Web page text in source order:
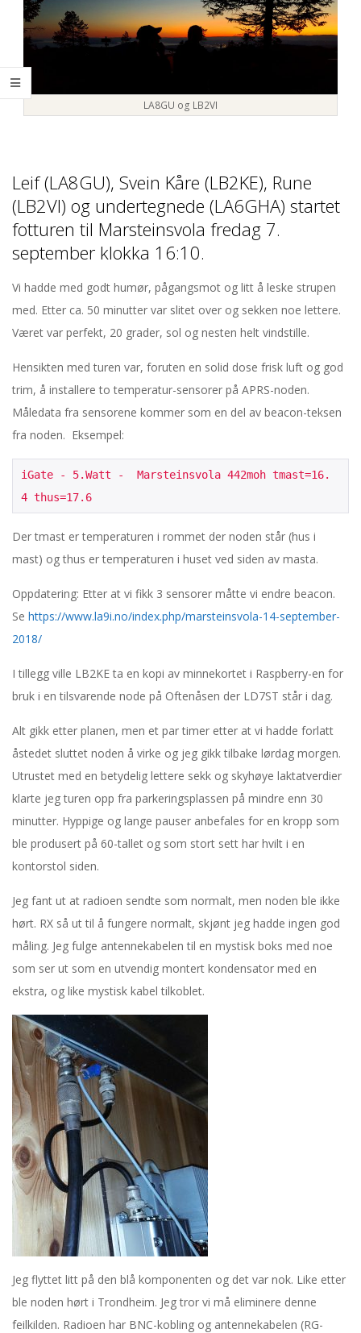
a
t
M
u
r
t
l
M
a
r
s
t
e
i
n
s
v
o
l
a
,
7
.
s
e
p
t
e
m
b
e
r
2
0
1
8
LA8GU og LB2VI
Leif (LA8GU), Svein Kåre (LB2KE), Rune
(LB2VI) og undertegnede (LA6GHA) startet
fotturen til Marsteinsvola fredag 7.
september klokka 16:10.
Vi hadde med godt humør, pågangsmot og litt å leske strupen
med. Etter ca. 50 minutter var slitet over og sekken noe lettere.
Været var perfekt, 20 grader, sol og nesten helt vindstille.
Hensikten med turen var, foruten en solid dose frisk luft og god
trim, å installere to temperatur-sensorer på APRS-noden.
Måledata fra sensorene kommer som en del av beacon-teksen
fra noden. Eksempel:
iGate - 5.Watt -  Marsteinsvola 442moh tmast=16.
4 thus=17.6
Der tmast er temperaturen i rommet der noden står (hus i
mast) og thus er temperaturen i huset ved siden av masta.
Oppdatering: Etter at vi fikk 3 sensorer måtte vi endre beacon.
Se https://www.la9i.no/index.php/marsteinsvola-14-september-
2018/
I tillegg ville LB2KE ta en kopi av minnekortet i Raspberry-en for
bruk i en tilsvarende node på Oftenåsen der LD7ST står i dag.
Alt gikk etter planen, men et par timer etter at vi hadde forlatt
åstedet sluttet noden å virke og jeg gikk tilbake lørdag morgen.
Utrustet med en betydelig lettere sekk og skyhøye laktatverdier
klarte jeg turen opp fra parkeringsplassen på mindre enn 30
minutter. Hyppige og lange pauser anbefales for en kropp som
ble produsert på 60-tallet og som stort sett har hvilt i en
kontorstol siden.
Jeg fant ut at radioen sendte som normalt, men noden ble ikke
hørt. RX så ut til å fungere normalt, skjønt jeg hadde ingen god
måling. Jeg fulge antennekabelen til en mystisk boks med noe
som ser ut som en utvendig montert kondensator med en
ekstra, og like mystisk kabel tilkoblet.
Jeg flyttet litt på den blå komponenten og det var nok. Like etter
ble noden hørt i Trondheim. Jeg tror vi må eliminere denne
feilkilden. Radioen har BNC-kobling og antennekabelen (RG-